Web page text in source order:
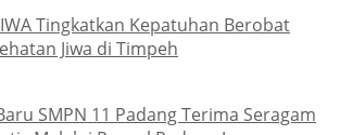
Tingkatkan Kepatuhan Berobat
Jiwa di Timpeh
SMPN 11 Padang Terima Seragam